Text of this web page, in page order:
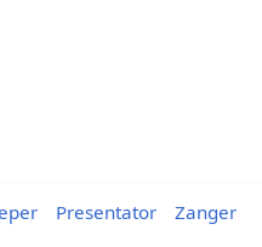
Presentator
Zanger